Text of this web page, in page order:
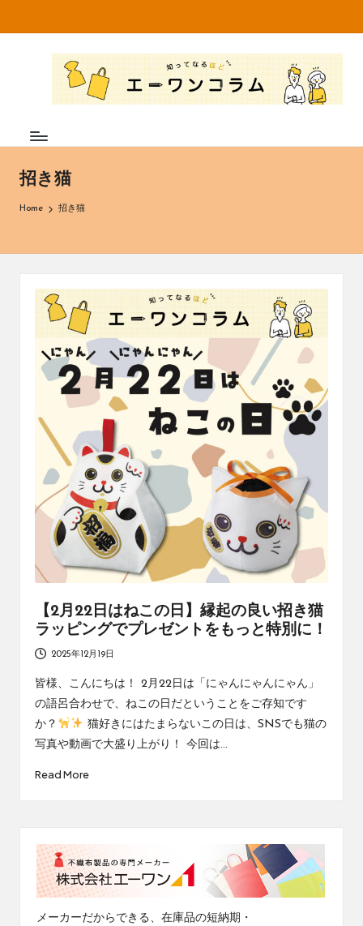
Skip
知
っ
な
る
ほ
ー
ワ
ン
コ
ラ
ム
不
織
布
ー
カ
ー・
の
会
社
エ
ン
の
コ
ラ
で
す
招き猫
Home 招き猫
【2月22日はねこの日】縁起の良い招き猫
ラッピングでプレゼントをもっと特別に！
2025年12月19日
皆様、こんにちは！ 2月22日は「にゃんにゃんにゃん」
の語呂合わせで、ねこの日だということをご存知です
か？
猫好きにはたまらないこの日は、SNSでも猫の
写真や動画で大盛り上がり！ 今回は…
Read More
メーカーだからできる、在庫品の短納期・